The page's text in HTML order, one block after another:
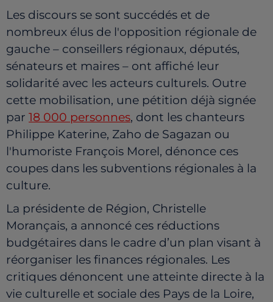
Les discours se sont succédés et de
nombreux élus de l'opposition régionale de
gauche – conseillers régionaux, députés,
sénateurs et maires – ont affiché leur
solidarité avec les acteurs culturels. Outre
cette mobilisation, une pétition déjà signée
par 18 000 personnes, dont les chanteurs
Philippe Katerine, Zaho de Sagazan ou
l'humoriste François Morel, dénonce ces
coupes dans les subventions régionales à la
culture.
La présidente de Région, Christelle
Morançais, a annoncé ces réductions
budgétaires dans le cadre d’un plan visant à
réorganiser les finances régionales. Les
critiques dénoncent une atteinte directe à la
vie culturelle et sociale des Pays de la Loire,